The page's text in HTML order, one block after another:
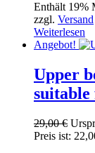
Enthält 19%
zzgl. Versand
Weiterlesen
Angebot!
Upper
suitable
29,00€
Preis ist: